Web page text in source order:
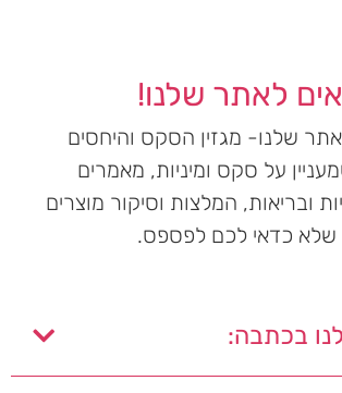
לאתר שלנו!
שלנו- מגזין הסקס והיחסים
על סקס ומיניות, מאמרים
ובריאות, המלצות וסיקור מוצרים
שלא כדאי לכם לפספס.
בכתבה: